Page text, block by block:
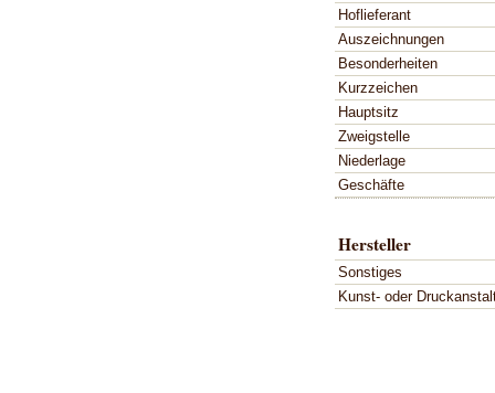
Hoflieferant
Auszeichnungen
Besonderheiten
Kurzzeichen
Hauptsitz
Zweigstelle
Niederlage
Geschäfte
Hersteller
Sonstiges
Kunst- oder